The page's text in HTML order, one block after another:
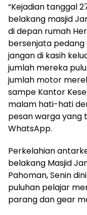
“Kejadian tanggal
belakang masjid
di depan rumah
bersenjata pedang
jangan di kasih
jumlah mereka
jumlah motor
sampe Kantor
malam hati-hati
pesan warga yang
WhatsApp.
Perkelahian
belakang Masjid
Pahoman, Senin
puluhan pelajar
parang dan gear